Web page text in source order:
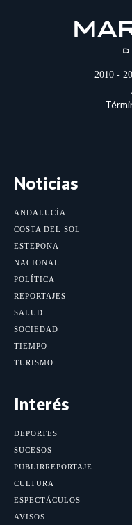
2010 -
Noticias
ANDALUCÍA
COSTA DEL SOL
ESTEPONA
NACIONAL
POLÍTICA
REPORTAJES
SALUD
SOCIEDAD
TIEMPO
TURISMO
Interés
DEPORTES
SUCESOS
PUBLIRREPORTAJE
CULTURA
ESPECTÁCULOS
AVISOS